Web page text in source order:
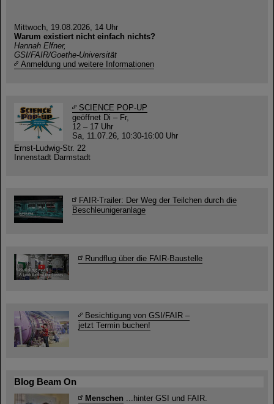
Mittwoch, 19.08.2026, 14 Uhr
Warum existiert nicht einfach nichts?
Hannah Elfner,
GSI/FAIR/Goethe-Universität
Anmeldung und weitere Informationen
SCIENCE POP-UP
geöffnet Di – Fr,
12 – 17 Uhr
Sa, 11.07.26, 10:30-16:00 Uhr
Ernst-Ludwig-Str. 22
Innenstadt Darmstadt
FAIR-Trailer: Der Weg der Teilchen durch die
Beschleunigeranlage
Rundflug über die FAIR-Baustelle
Besichtigung von GSI/FAIR –
jetzt Termin buchen!
Blog Beam On
Menschen ...hinter GSI und FAIR.